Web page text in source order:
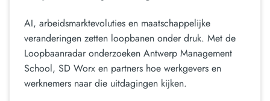
AI, arbeidsmarktevoluties en maatschappelijke
veranderingen zetten loopbanen onder druk. Met de
Loopbaanradar onderzoeken Antwerp Management
School, SD Worx en partners hoe werkgevers en
werknemers naar die uitdagingen kijken.